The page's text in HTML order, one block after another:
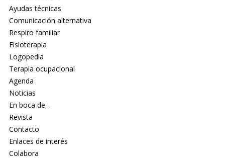
Ayudas técnicas
Comunicación alternativa
Respiro familiar
Fisioterapia
Logopedia
Terapia ocupacional
Agenda
Noticias
En boca de…
Revista
Contacto
Enlaces de interés
Colabora